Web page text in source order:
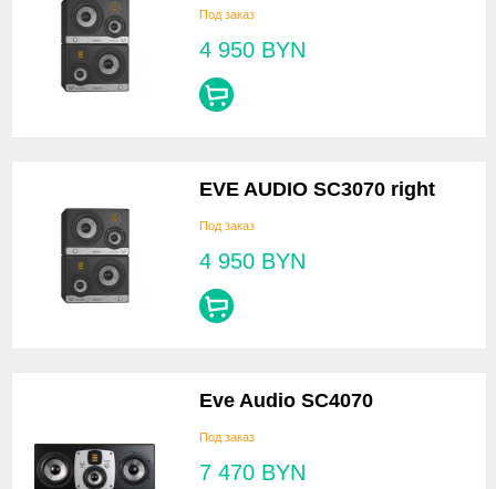
Под заказ
4 950 BYN
EVE AUDIO SC3070 right
Под заказ
4 950 BYN
Eve Audio SC4070
Под заказ
7 470 BYN